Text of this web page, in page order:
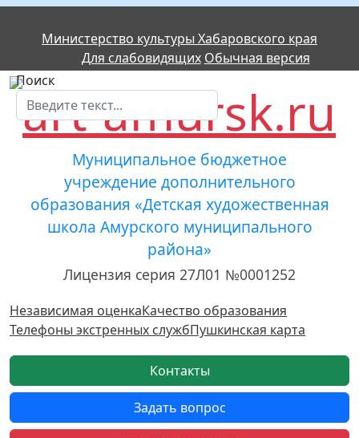
Министерство культуры Хабаровского края
Для слабовидящих Обычная версия
Поиск
Муниципальное бюджетное
учреждение дополнительного
образования «Детская художественная
школа Амурского муниципального
района»
Лицензия серия 27Л01 №0001252
Независимая оценкаКачество образования
Телефоны экстренных службПушкинская карта
Контакты
Задать вопрос